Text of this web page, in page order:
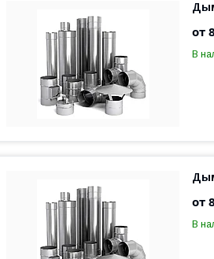
от
В
от
В